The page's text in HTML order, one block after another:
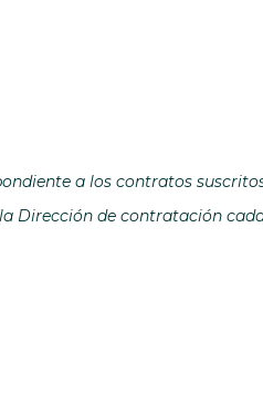
a los contratos
la Dirección de contratación